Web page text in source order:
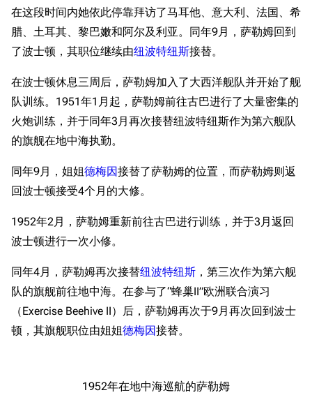
在这段时间内她依此停靠拜访了马耳他、意大利、法国、希
腊、土耳其、黎巴嫩和阿尔及利亚。同年9月，萨勒姆回到
了波士顿，其职位继续由纽波特纽斯接替。
在波士顿休息三周后，萨勒姆加入了大西洋舰队并开始了舰
队训练。1951年1月起，萨勒姆前往古巴进行了大量密集的
火炮训练，并于同年3月再次接替纽波特纽斯作为第六舰队
的旗舰在地中海执勤。
同年9月，姐姐德梅因接替了萨勒姆的位置，而萨勒姆则返
回波士顿接受4个月的大修。
1952年2月，萨勒姆重新前往古巴进行训练，并于3月返回
波士顿进行一次小修。
同年4月，萨勒姆再次接替纽波特纽斯 ，第三次作为第六舰
队的旗舰前往地中海。在参与了“蜂巢II”欧洲联合演习
（Exercise Beehive II）后，萨勒姆再次于9月再次回到波士
顿，其旗舰职位由姐姐德梅因接替。
1952年在地中海巡航的萨勒姆